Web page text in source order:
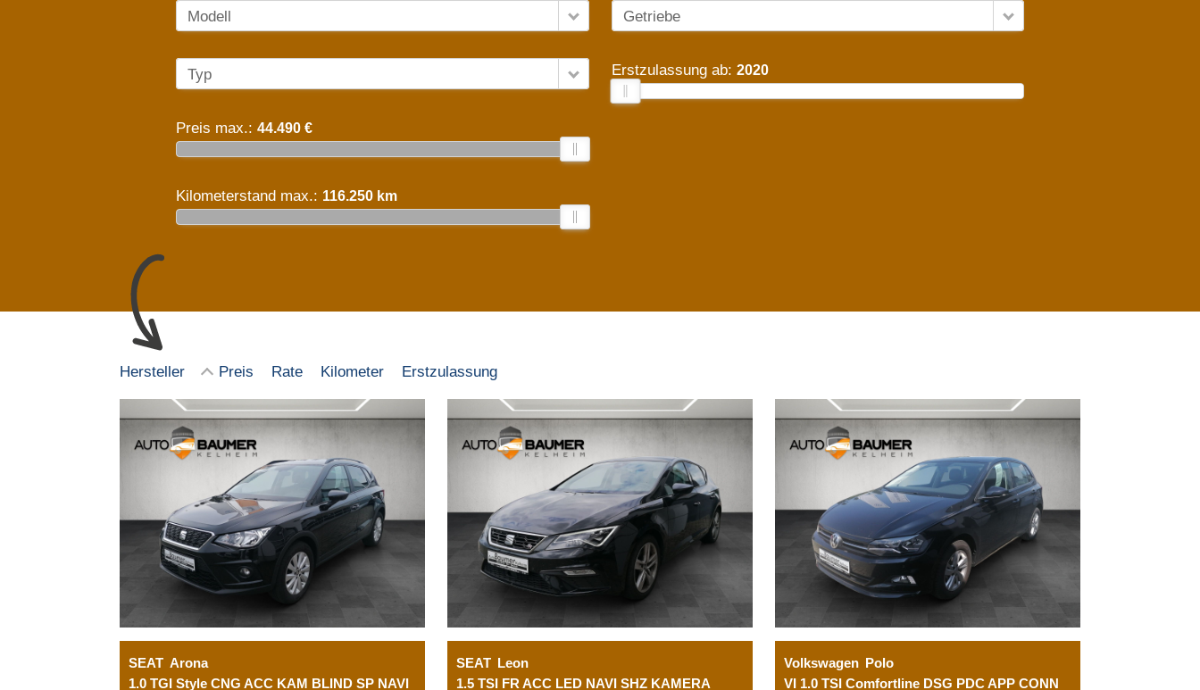
Modell
Typ
Preis max.: 44.490 €
Kilometerstand max.: 116.250 km
Getriebe
Erstzulassung ab: 2020
Hersteller Preis Rate Kilometer Erstzulassung
SEAT Arona
1.0 TGI Style CNG ACC KAM BLIND SP NAVI
SEAT Leon
1.5 TSI FR ACC LED NAVI SHZ KAMERA
Volkswagen Polo
VI 1.0 TSI Comfortline DSG PDC APP CONN